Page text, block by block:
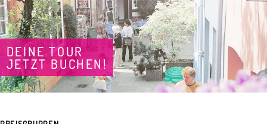
DEINE TOUR
JETZT BUCHEN!